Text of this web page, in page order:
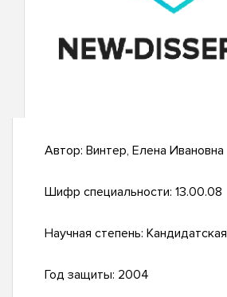
Автор: Винтер, Елена Ивановна
Шифр специальности: 13.00.08
Научная степень: Кандидатская
Год защиты: 2004